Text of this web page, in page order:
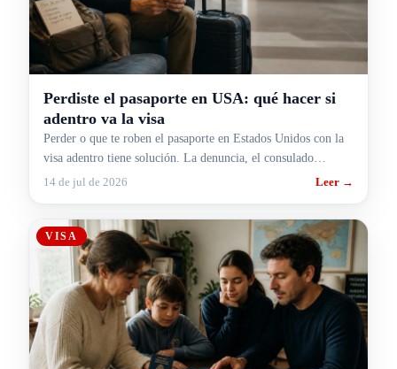
Perdiste el pasaporte en USA: qué hacer si
adentro va la visa
Perder o que te roben el pasaporte en Estados Unidos con la
visa adentro tiene solución. La denuncia, el consulado
argentino y la visa nueva, en orden.
14 de jul de 2026 Leer →
VISA